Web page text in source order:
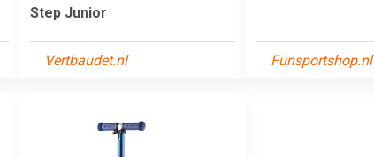
Step Junior
Vertbaudet.nl Funsportshop.nl